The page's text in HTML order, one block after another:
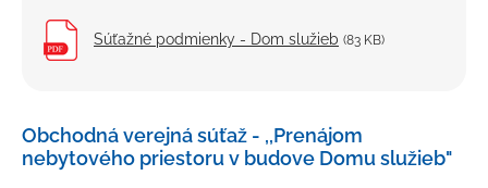
Súťažné podmienky - Dom služieb (83 KB)
Obchodná verejná súťaž - ,,Prenájom
nebytového priestoru v budove Domu služieb"